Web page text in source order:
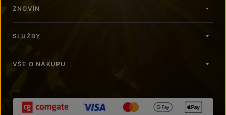
ZNOVÍN
SLUŽBY
VŠE O NÁKUPU